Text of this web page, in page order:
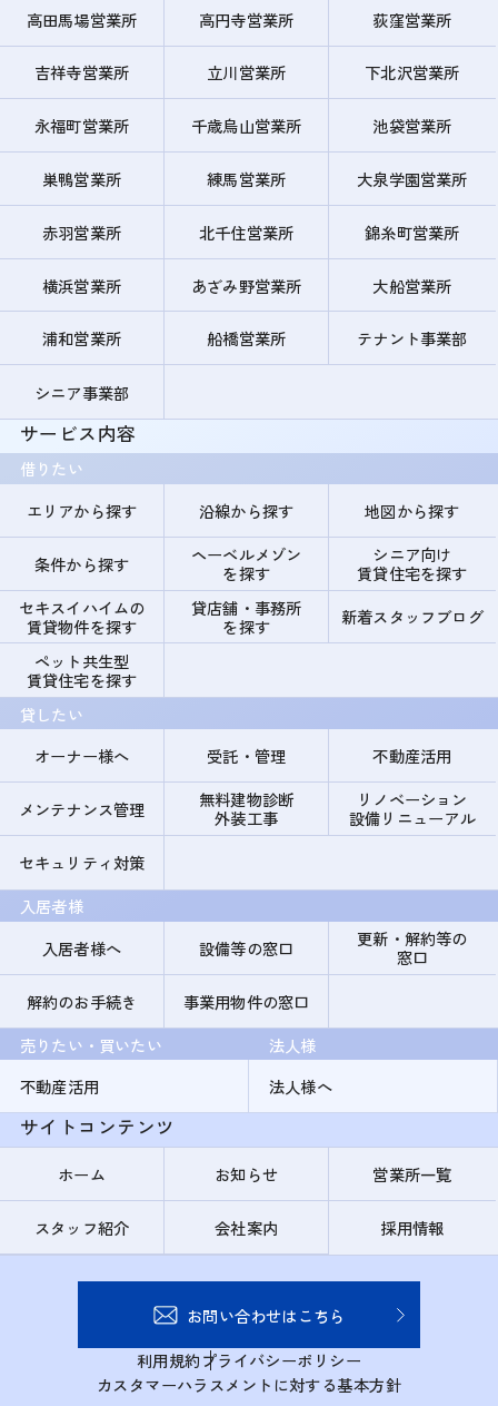
高田馬場営業所 高円寺営業所 荻窪営業所
吉祥寺営業所 立川営業所 下北沢営業所
永福町営業所 千歳烏山営業所 池袋営業所
巣鴨営業所 練馬営業所 大泉学園営業所
赤羽営業所 北千住営業所 錦糸町営業所
横浜営業所 あざみ野営業所 大船営業所
浦和営業所 船橋営業所 テナント事業部
シニア事業部
サービス内容
借りたい
エリアから探す
沿線から探す 地図から探す
条件から探す
ヘーベルメゾン
を探す
シニア向け
賃貸住宅を探す
セキスイハイムの
賃貸物件を探す
貸店舗・事務所
を探す
新着スタッフブログ
ペット共生型
賃貸住宅を探す
貸したい
オーナー様へ
受託・管理 不動産活用
メンテナンス管理
無料建物診断
外装工事
リノベーション
設備リニューアル
セキュリティ対策
入居者様
入居者様へ
設備等の窓口
更新・解約等の
窓口
解約のお手続き
事業用物件の窓口
売りたい・買いたい
不動産活用
法人様
法人様へ
サイトコンテンツ
ホーム お知らせ 営業所一覧
スタッフ紹介 会社案内 採用情報
お問い合わせはこちら
利用規約プライバシーポリシー
カスタマーハラスメントに対する基本方針